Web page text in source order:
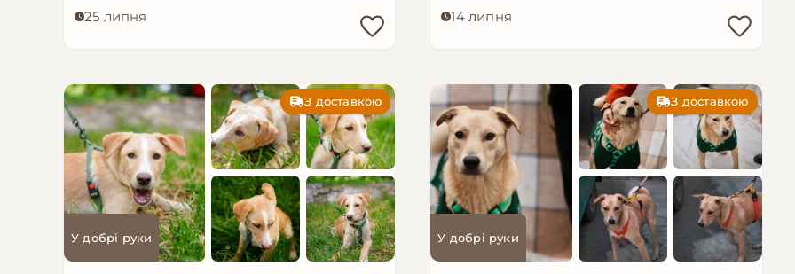
25 липня 14 липня
З доставкою
У добрі руки
З доставкою
У добрі руки